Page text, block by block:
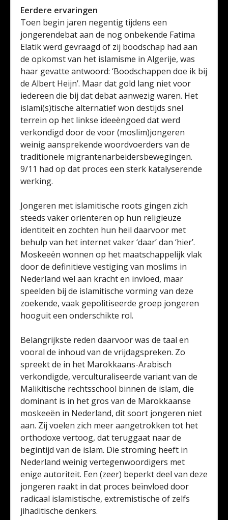
Eerdere ervaringen
Toen begin jaren negentig tijdens een
jongerendebat aan de nog onbekende Fatima
Elatik werd gevraagd of zij boodschap had aan
de opkomst van het islamisme in Algerije, was
haar gevatte antwoord: ‘Boodschappen doe ik bij
de Albert Heijn’. Maar dat gold lang niet voor
iedereen die bij dat debat aanwezig waren. Het
islami(s)tische alternatief won destijds snel
terrein op het linkse ideeëngoed dat werd
verkondigd door de voor (moslim)jongeren
weinig aansprekende woordvoerders van de
traditionele migrantenarbeidersbewegingen.
9/11 had op dat proces een sterk katalyserende
werking.
Jongeren met islamitische roots gingen zich
steeds vaker oriënteren op hun religieuze
identiteit en zochten hun heil daarvoor met
behulp van het internet vaker ‘daar’ dan ‘hier’.
Moskeeën wonnen op het maatschappelijk vlak
door de definitieve vestiging van moslims in
Nederland wel aan kracht en invloed, maar
speelden bij de islamitische vorming van deze
zoekende, vaak gepolitiseerde groep jongeren
hooguit een onderschikte rol.
Belangrijkste reden daarvoor was de taal en
vooral de inhoud van de vrijdagspreken. Zo
spreekt de in het Marokkaans-Arabisch
verkondigde, verculturaliseerde variant van de
Malikitische rechtsschool binnen de islam, die
dominant is in het gros van de Marokkaanse
moskeeën in Nederland, dit soort jongeren niet
aan. Zij voelen zich meer aangetrokken tot het
orthodoxe vertoog, dat teruggaat naar de
begintijd van de islam. Die stroming heeft in
Nederland weinig vertegenwoordigers met
enige autoriteit. Een (zeer) beperkt deel van deze
jongeren raakt in dat proces beïnvloed door
radicaal islamistische, extremistische of zelfs
jihaditische denkers.